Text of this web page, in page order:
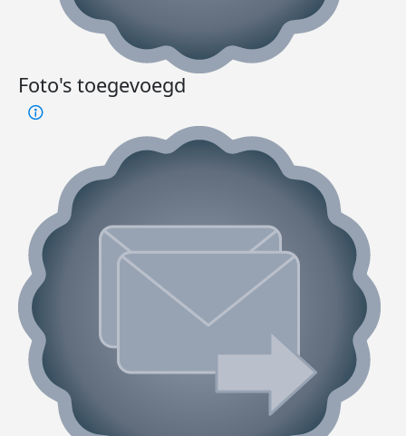
Foto's toegevoegd